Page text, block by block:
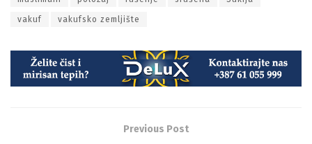
vakuf vakufsko zemljište
Previous Post